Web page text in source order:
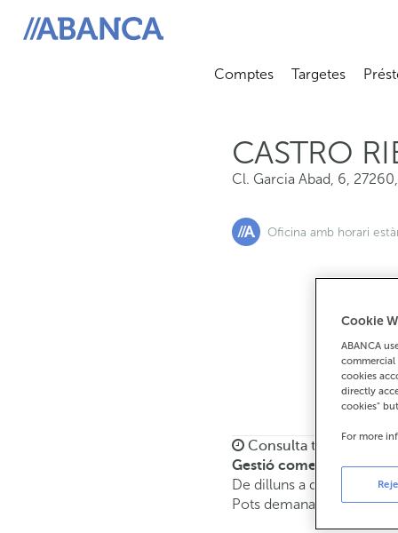
ABANCA
Comptes
Abrir submenú
Targetes
Abrir
CASTRO
Cl. Garcia Abad, 6, 27260,
Oficina amb horari
Consulta tots els horaris
Gestió comercial
De dilluns a divendres de
Pots demanar cita prèviai
Cookie
ABANCA
cookies
directly
cookies"
For more